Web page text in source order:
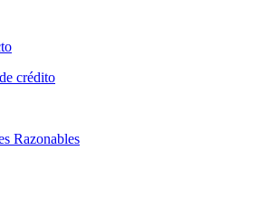
crédito
Razonables